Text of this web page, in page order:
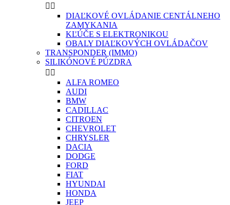
 
DIAĽKOVÉ OVLÁDANIE CENTÁLNEHO
ZAMYKANIA
KĽÚČE S ELEKTRONIKOU
OBALY DIAĽKOVÝCH OVLÁDAČOV
TRANSPONDER (IMMO)
SILIKÓNOVÉ PÚZDRA
 
ALFA ROMEO
AUDI
BMW
CADILLAC
CITROEN
CHEVROLET
CHRYSLER
DACIA
DODGE
FORD
FIAT
HYUNDAI
HONDA
JEEP